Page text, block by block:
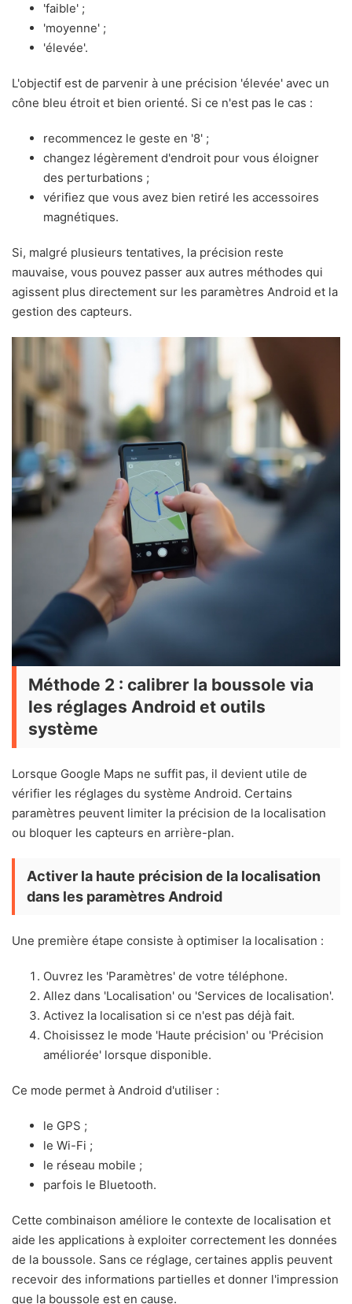
'faible' ;
'moyenne' ;
'élevée'.
L'objectif est de parvenir à une précision 'élevée' avec un
cône bleu étroit et bien orienté. Si ce n'est pas le cas :
recommencez le geste en '8' ;
changez légèrement d'endroit pour vous éloigner
des perturbations ;
vérifiez que vous avez bien retiré les accessoires
magnétiques.
Si, malgré plusieurs tentatives, la précision reste
mauvaise, vous pouvez passer aux autres méthodes qui
agissent plus directement sur les paramètres Android et la
gestion des capteurs.
Méthode 2 : calibrer la boussole via
les réglages Android et outils
système
Lorsque Google Maps ne suffit pas, il devient utile de
vérifier les réglages du système Android. Certains
paramètres peuvent limiter la précision de la localisation
ou bloquer les capteurs en arrière-plan.
Activer la haute précision de la localisation
dans les paramètres Android
Une première étape consiste à optimiser la localisation :
Ouvrez les 'Paramètres' de votre téléphone.
Allez dans 'Localisation' ou 'Services de localisation'.
Activez la localisation si ce n'est pas déjà fait.
Choisissez le mode 'Haute précision' ou 'Précision
améliorée' lorsque disponible.
Ce mode permet à Android d'utiliser :
le GPS ;
le Wi-Fi ;
le réseau mobile ;
parfois le Bluetooth.
Cette combinaison améliore le contexte de localisation et
aide les applications à exploiter correctement les données
de la boussole. Sans ce réglage, certaines applis peuvent
recevoir des informations partielles et donner l'impression
que la boussole est en cause.